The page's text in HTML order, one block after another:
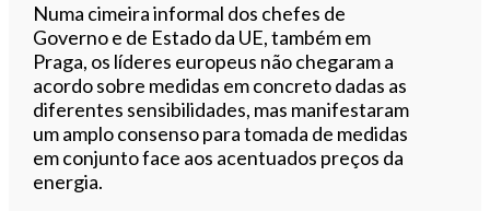
Numa cimeira informal dos chefes de
Governo e de Estado da UE, também em
Praga, os líderes europeus não chegaram a
acordo sobre medidas em concreto dadas as
diferentes sensibilidades, mas manifestaram
um amplo consenso para tomada de medidas
em conjunto face aos acentuados preços da
energia.